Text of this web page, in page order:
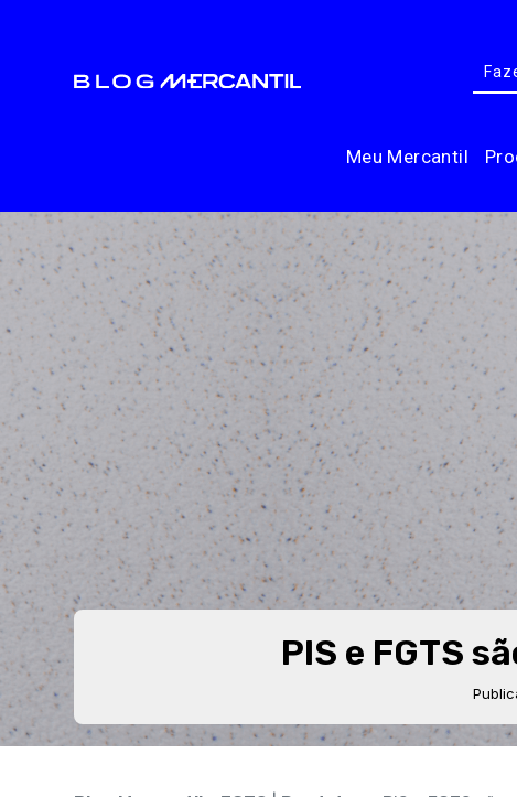
Meu Mercantil
PIS e FGTS